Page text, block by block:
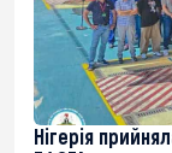
Нігерія